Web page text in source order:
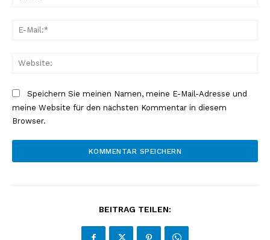
Speichern Sie meinen Namen, meine E-Mail-Adresse und
meine Website für den nächsten Kommentar in diesem
Browser.
BEITRAG TEILEN: